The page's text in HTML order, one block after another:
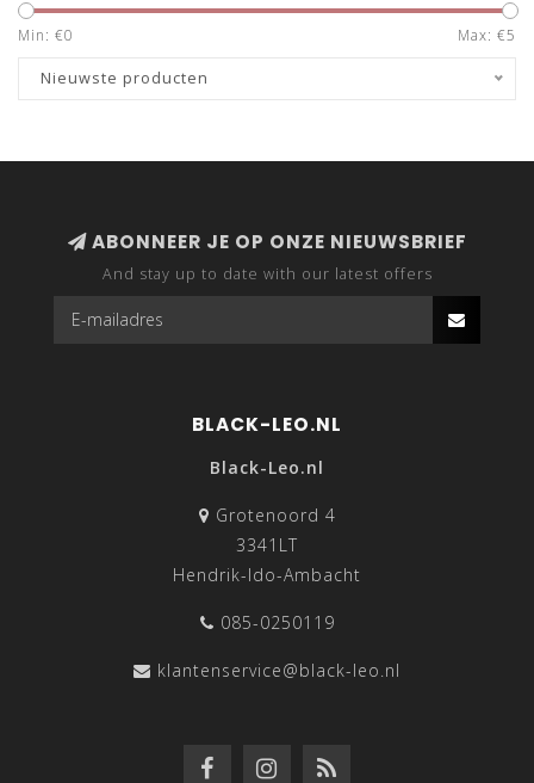
Min: €0 Max: €5
Nieuwste producten
ABONNEER JE OP ONZE NIEUWSBRIEF
And stay up to date with our latest offers
BLACK-LEO.NL
Black-Leo.nl
Grotenoord 4
3341LT
Hendrik-Ido-Ambacht
085-0250119
klantenservice@black-leo.nl